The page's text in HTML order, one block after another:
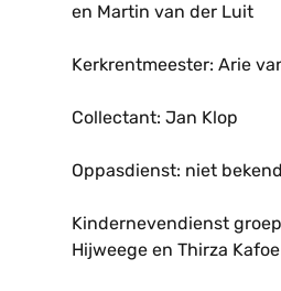
en Martin van der Luit
Kerkrentmeester: Arie
Collectant: Jan Klop
Oppasdienst: niet bekend
Kindernevendienst
Hijweege en Thirza Kafoe